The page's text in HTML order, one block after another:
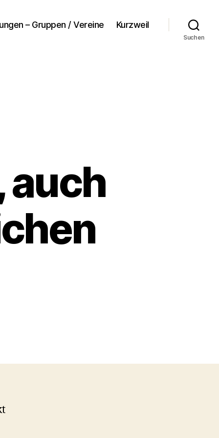
– Gruppen / Vereine Kurzweil
Suchen
auch